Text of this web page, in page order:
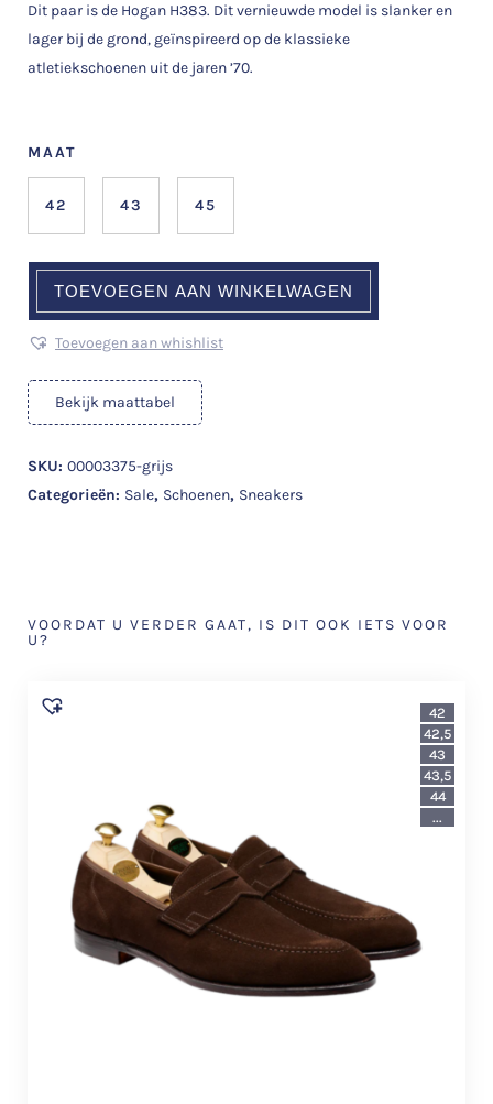
Dit paar is de Hogan H383. Dit vernieuwde model is slanker en
lager bij de grond, geïnspireerd op de klassieke
atletiekschoenen uit de jaren ’70.
MAAT
42 43 45
TOEVOEGEN AAN WINKELWAGEN
Toevoegen aan whishlist
Bekijk maattabel
SKU: 00003375-grijs
Categorieën: Sale, Schoenen, Sneakers
VOORDAT U VERDER GAAT, IS DIT OOK IETS VOOR
U?
42
42,5
43
43,5
44
...